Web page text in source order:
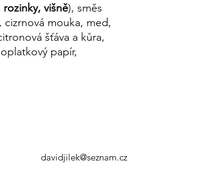
višně), směs
cizrnová mouka, med,
šťáva a kůra,
papír,
davidjilek@seznam.cz